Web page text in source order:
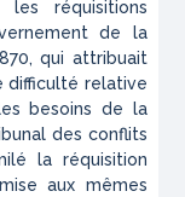
réquisitions
de la
qui attribuait
difficulté relative
besoins de la
des conflits
la réquisition
aux mêmes